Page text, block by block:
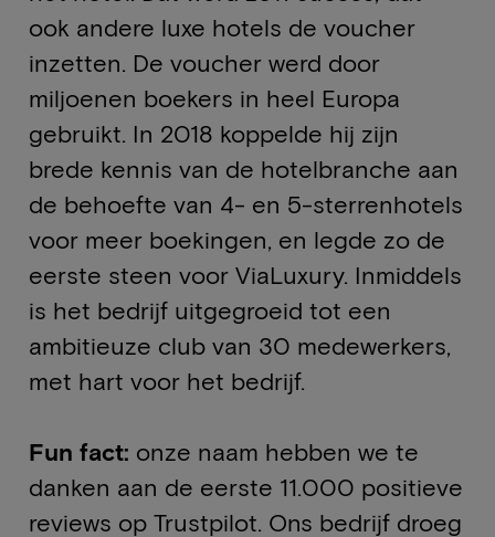
ook andere luxe hotels de voucher
inzetten. De voucher werd door
miljoenen boekers in heel Europa
gebruikt. In 2018 koppelde hij zijn
brede kennis van de hotelbranche aan
de behoefte van 4- en 5-sterrenhotels
voor meer boekingen, en legde zo de
eerste steen voor ViaLuxury. Inmiddels
is het bedrijf uitgegroeid tot een
ambitieuze club van 30 medewerkers,
met hart voor het bedrijf.
Fun fact: onze naam hebben we te
danken aan de eerste 11.000 positieve
reviews op Trustpilot. Ons bedrijf droeg